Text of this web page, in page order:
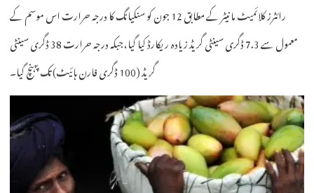
رائٹرز کلائمیٹ مانیٹر کے مطابق 12 جون کو سنکیانگ کا درجہ حرارت اس موسم کے
معمول سے 7.3 ڈگری سینٹی گریڈ زیادہ ریکارڈ کیا گیا، جبکہ درجہ حرارت 38 ڈگری سینٹی
گریڈ (100 ڈگری فارن ہائیٹ) تک پہنچ گیا۔